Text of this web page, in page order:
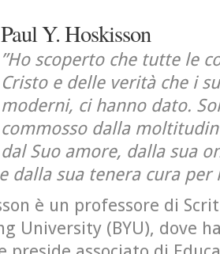
Paul Y. Hoskisson
”Ho scoperto che tutte le
Cristo e delle verità che i
moderni, ci hanno dato.
commosso dalla
Suo amore, dalla sua
dalla sua tenera cura per
è un professore di
University (BYU), dove